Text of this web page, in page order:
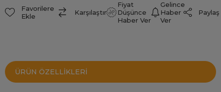
Favorilere
Ekle
Karşılaştır
Fiyat
Düşünce
Haber Ver
Gelince
Haber
Ver
Paylaş
ÜRÜN ÖZELLIKLERI